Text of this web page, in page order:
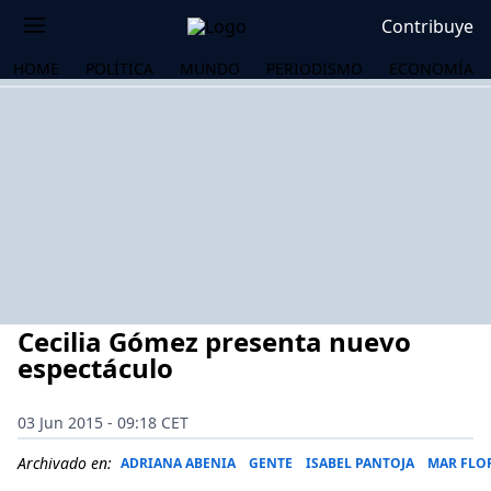
Contribuye
HOME POLÍTICA MUNDO PERIODISMO ECONOMÍA
Cecilia Gómez presenta nuevo
espectáculo
03 Jun 2015 - 09:18 CET
Archivado en: ADRIANA ABENIA GENTE ISABEL PANTOJA MAR